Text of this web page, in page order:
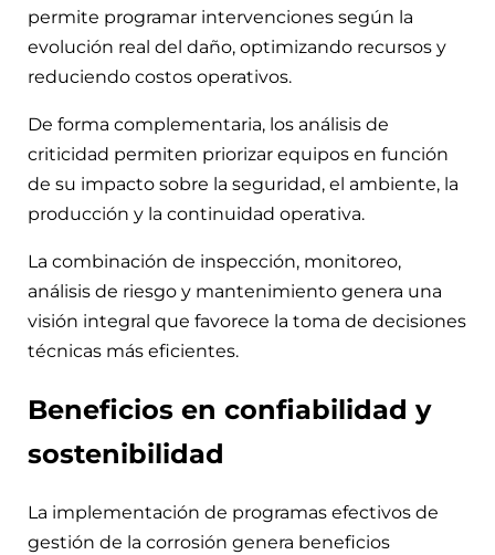
permite programar intervenciones según la
evolución real del daño, optimizando recursos y
reduciendo costos operativos.
De forma complementaria, los análisis de
criticidad permiten priorizar equipos en función
de su impacto sobre la seguridad, el ambiente, la
producción y la continuidad operativa.
La combinación de inspección, monitoreo,
análisis de riesgo y mantenimiento genera una
visión integral que favorece la toma de decisiones
técnicas más eficientes.
Beneficios en confiabilidad y
sostenibilidad
La implementación de programas efectivos de
gestión de la corrosión genera beneficios